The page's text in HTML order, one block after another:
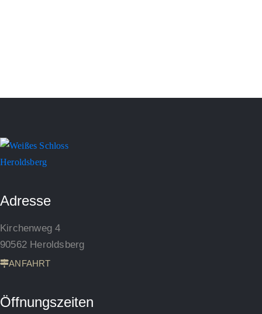
Adresse
Kirchenweg 4
90562 Heroldsberg
ANFAHRT
Öffnungszeiten